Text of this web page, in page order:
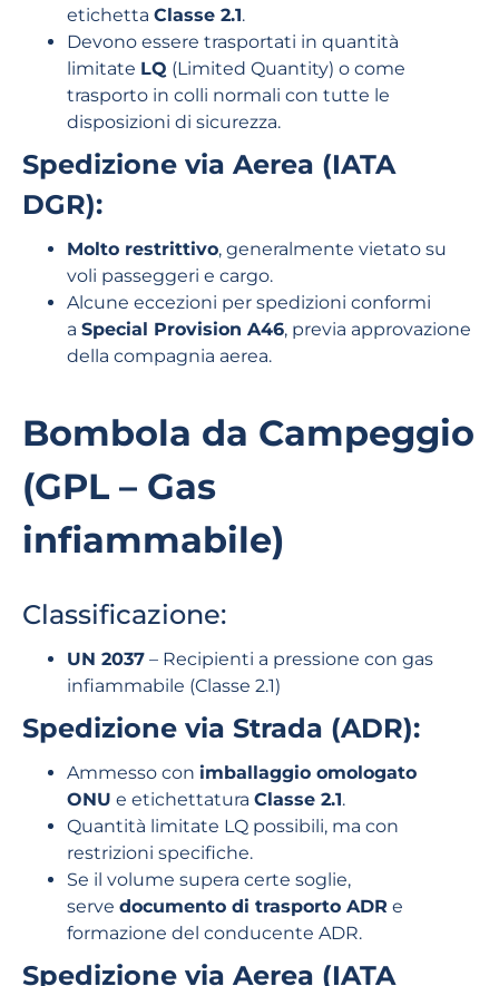
etichetta Classe 2.1.
Devono essere trasportati in quantità
limitate LQ (Limited Quantity) o come
trasporto in colli normali con tutte le
disposizioni di sicurezza.
Spedizione via Aerea (IATA
DGR):
Molto restrittivo, generalmente vietato su
voli passeggeri e cargo.
Alcune eccezioni per spedizioni conformi
a Special Provision A46, previa approvazione
della compagnia aerea.
Bombola da Campeggio
(GPL – Gas
infiammabile)
Classificazione:
UN 2037 – Recipienti a pressione con gas
infiammabile (Classe 2.1)
Spedizione via Strada (ADR):
Ammesso con imballaggio omologato
ONU e etichettatura Classe 2.1.
Quantità limitate LQ possibili, ma con
restrizioni specifiche.
Se il volume supera certe soglie,
serve documento di trasporto ADR e
formazione del conducente ADR.
Spedizione via Aerea (IATA